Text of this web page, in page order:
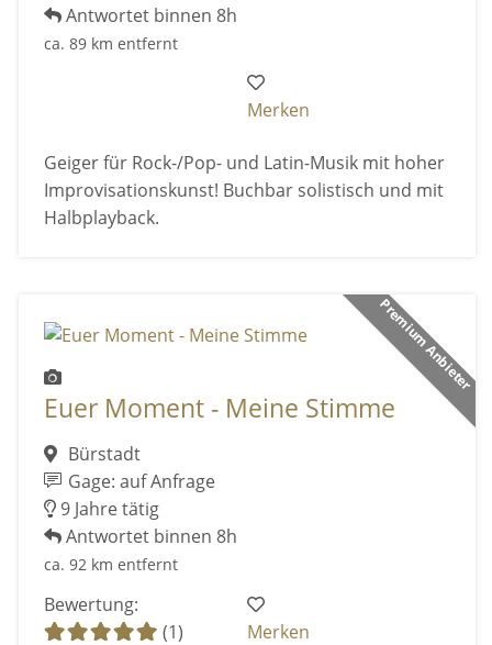
Antwortet binnen 8h
ca. 89 km entfernt
Merken
Geiger für Rock-/Pop- und Latin-Musik mit hoher
Improvisationskunst! Buchbar solistisch und mit
Halbplayback.
Premium Anbieter
Euer Moment - Meine Stimme
Bürstadt
Gage: auf Anfrage
9 Jahre tätig
Antwortet binnen 8h
ca. 92 km entfernt
Bewertung:
(1)
Merken